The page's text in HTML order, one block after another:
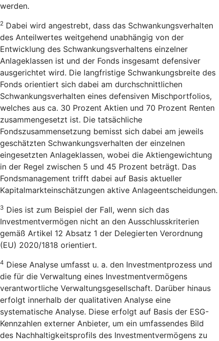
werden.
2 Dabei wird angestrebt, dass das Schwankungsverhalten
des Anteilwertes weitgehend unabhängig von der
Entwicklung des Schwankungsverhaltens einzelner
Anlageklassen ist und der Fonds insgesamt defensiver
ausgerichtet wird. Die langfristige Schwankungsbreite des
Fonds orientiert sich dabei am durchschnittlichen
Schwankungsverhalten eines defensiven Mischportfolios,
welches aus ca. 30 Prozent Aktien und 70 Prozent Renten
zusammengesetzt ist. Die tatsächliche
Fondszusammensetzung bemisst sich dabei am jeweils
geschätzten Schwankungsverhalten der einzelnen
eingesetzten Anlageklassen, wobei die Aktiengewichtung
in der Regel zwischen 5 und 45 Prozent beträgt. Das
Fondsmanagement trifft dabei auf Basis aktueller
Kapitalmarkteinschätzungen aktive Anlageentscheidungen.
3 Dies ist zum Beispiel der Fall, wenn sich das
Investmentvermögen nicht an den Ausschlusskriterien
gemäß Artikel 12 Absatz 1 der Delegierten Verordnung
(EU) 2020/1818 orientiert.
4 Diese Analyse umfasst u. a. den Investmentprozess und
die für die Verwaltung eines Investmentvermögens
verantwortliche Verwaltungsgesellschaft. Darüber hinaus
erfolgt innerhalb der qualitativen Analyse eine
systematische Analyse. Diese erfolgt auf Basis der ESG-
Kennzahlen externer Anbieter, um ein umfassendes Bild
des Nachhaltigkeitsprofils des Investmentvermögens zu